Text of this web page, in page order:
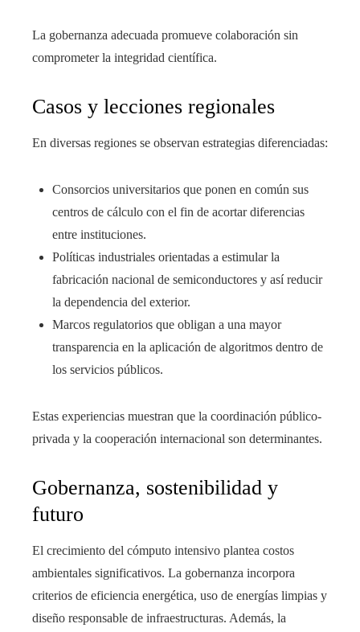
La gobernanza adecuada promueve colaboración sin
comprometer la integridad científica.
Casos y lecciones regionales
En diversas regiones se observan estrategias diferenciadas:
Consorcios universitarios que ponen en común sus
centros de cálculo con el fin de acortar diferencias
entre instituciones.
Políticas industriales orientadas a estimular la
fabricación nacional de semiconductores y así reducir
la dependencia del exterior.
Marcos regulatorios que obligan a una mayor
transparencia en la aplicación de algoritmos dentro de
los servicios públicos.
Estas experiencias muestran que la coordinación público-
privada y la cooperación internacional son determinantes.
Gobernanza, sostenibilidad y
futuro
El crecimiento del cómputo intensivo plantea costos
ambientales significativos. La gobernanza incorpora
criterios de eficiencia energética, uso de energías limpias y
diseño responsable de infraestructuras. Además, la